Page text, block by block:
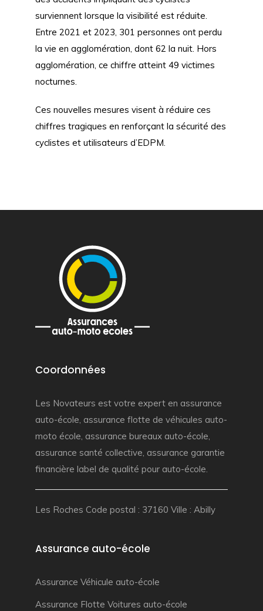
surviennent lorsque la visibilité est réduite.
Entre 2021 et 2023, 301 personnes ont perdu
la vie en agglomération, dont 62 la nuit. Hors
agglomération, ce chiffre atteint 49 victimes
nocturnes.
Ces nouvelles mesures visent à réduire ces
chiffres tragiques en renforçant la sécurité des
cyclistes et utilisateurs d’EDPM.
Coordonnées
Les Novateurs est votre expert en assurance
auto-école, assurance flotte de véhicules auto-
moto école, assurance bureaux auto-école,
assurance santé collective, assurance garantie
financière label de qualité pour auto-école.
Les Roches Code postal : 37160 Ville : Abilly
Assurance auto-école
Assurance Véhicule auto-école
Assurance Flotte Voitures auto-école